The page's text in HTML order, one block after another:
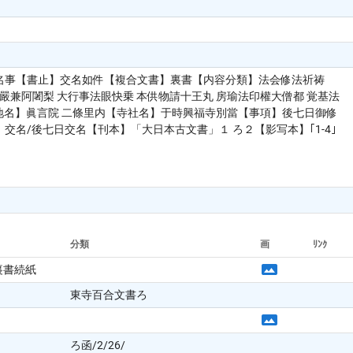
【書止】交名如件【複合文書】裏書【内容分類】法会修法祈祷
兼阿闍梨 大行事法眼快乗 本供物請十王丸 房瑜法印權大僧都 覚基法
】眞言院 二條里内【寺社名】于時興福寺別當【事項】後七日御修
名/後七日交名【刊本】「大日本古文書」１ ろ２【影写本】｢1-4｣
分類 画 ﾘﾝｸ
書続紙
東寺百合文書ろ
ろ函/2/26/